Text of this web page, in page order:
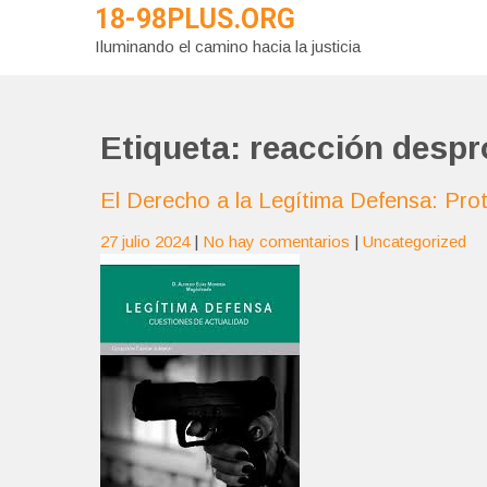
18-98PLUS.ORG
Iluminando el camino hacia la justicia
Etiqueta: reacción
El Derecho a la Legítima Defensa:
27 julio 2024 | No hay comentarios | Uncategorized